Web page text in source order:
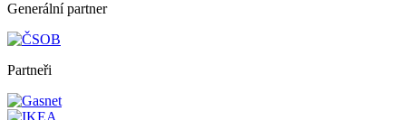
Generální partner
Partneři